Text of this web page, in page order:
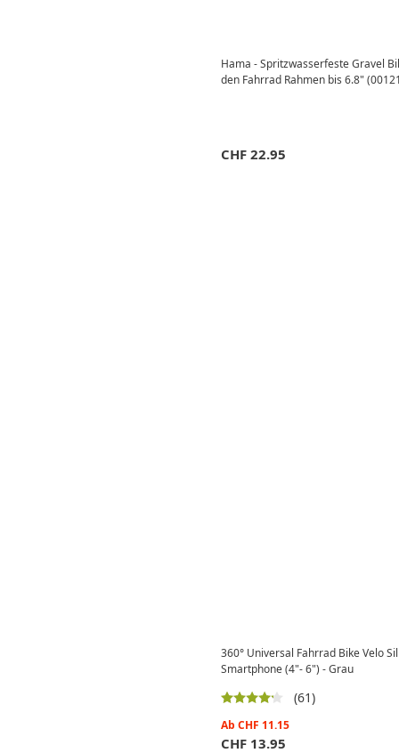
Hama - Spritzwasserfeste Gravel
den Fahrrad Rahmen bis 6.8"
CHF 22.95
360° Universal Fahrrad Bike Velo
Smartphone (4"- 6") - Grau
(61)
Ab CHF 11.15
CHF 13.95